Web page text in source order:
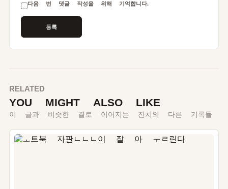
다음 번 댓글 작성을 위해 기억합니다.
RELATED
YOU MIGHT ALSO LIKE
이 글과 비슷한 결로 이어지는 잔치의 다른 기록들